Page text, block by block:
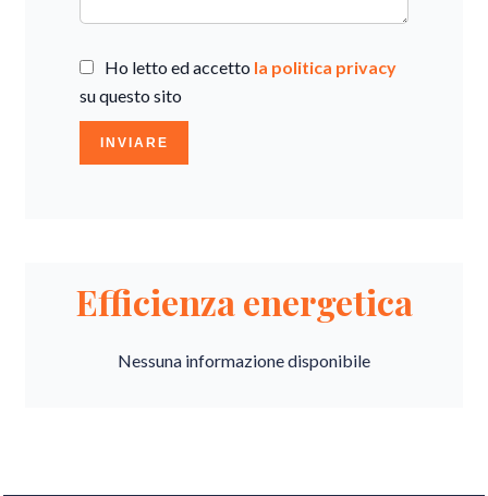
Ho letto ed accetto la politica privacy
su questo sito
INVIARE
Efficienza energetica
Nessuna informazione disponibile